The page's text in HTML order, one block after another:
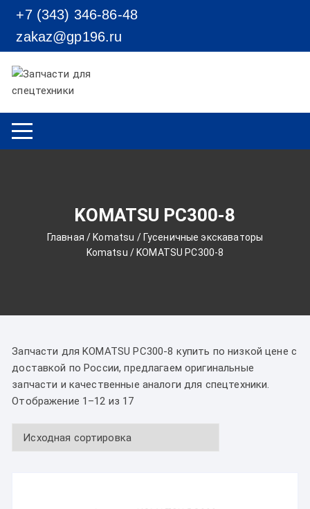
Перейти к содержимому
+7 (343) 346-86-48
zakaz@gp196.ru
KOMATSU PC300-8
Главная / Komatsu / Гусеничные экскаваторы
Komatsu / KOMATSU PC300-8
Запчасти для KOMATSU PC300-8 купить по низкой цене с
доставкой по России, предлагаем оригинальные
запчасти и качественные аналоги для спецтехники.
Отображение 1–12 из 17